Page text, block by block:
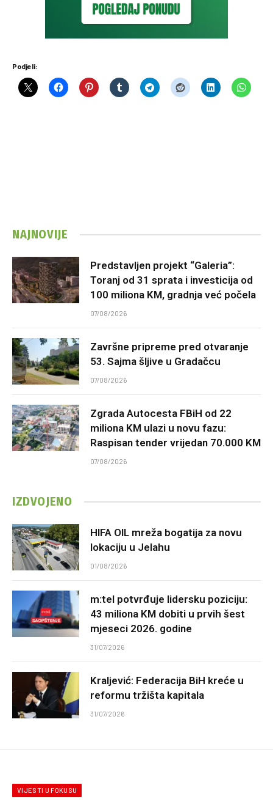
Podjeli:
NAJNOVIJE
Predstavljen projekt “Galeria”:
Toranj od 31 sprata i investicija od
100 miliona KM, gradnja već počela
07/08/2026
Završne pripreme pred otvaranje
53. Sajma šljive u Gradačcu
07/08/2026
Zgrada Autocesta FBiH od 22
miliona KM ulazi u novu fazu:
Raspisan tender vrijedan 70.000 KM
07/08/2026
IZDVOJENO
HIFA OIL mreža bogatija za novu
lokaciju u Jelahu
01/08/2026
m:tel potvrđuje lidersku poziciju:
43 miliona KM dobiti u prvih šest
mjeseci 2026. godine
31/07/2026
Kraljević: Federacija BiH kreće u
reformu tržišta kapitala
31/07/2026
VIJESTI U FOKUSU